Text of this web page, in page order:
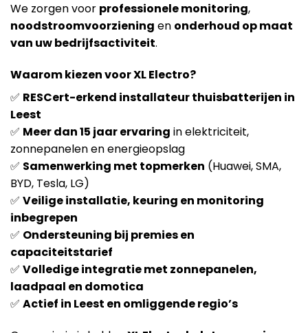
We zorgen voor professionele monitoring,
noodstroomvoorziening en onderhoud op maat
van uw bedrijfsactiviteit.
Waarom kiezen voor XL Electro?
✅ RESCert-erkend installateur thuisbatterijen in
Leest
✅ Meer dan 15 jaar ervaring in elektriciteit,
zonnepanelen en energieopslag
✅ Samenwerking met topmerken (Huawei, SMA,
BYD, Tesla, LG)
✅ Veilige installatie, keuring en monitoring
inbegrepen
✅ Ondersteuning bij premies en
capaciteitstarief
✅ Volledige integratie met zonnepanelen,
laadpaal en domotica
✅ Actief in Leest en omliggende regio’s